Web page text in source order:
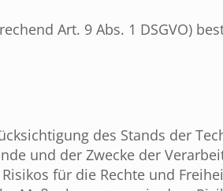
Art. 9 Abs. 1 DSGVO)
des Stands der
und der Zwecke der
für die Rechte und